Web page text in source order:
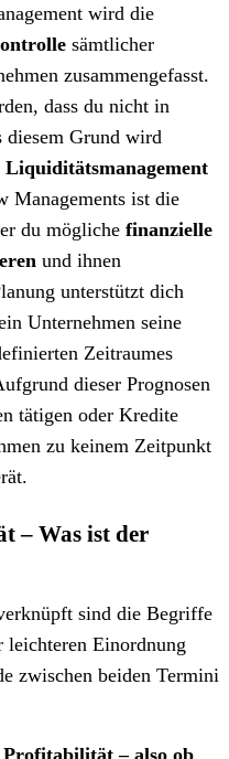
wird die
sämtlicher
zusammengefasst.
dass du nicht in
diesem Grund wird
Liquiditätsmanagement
Managements ist die
du mögliche finanzielle
und ihnen
unterstützt dich
Unternehmen seine
Zeitraumes
dieser Prognosen
tätigen oder Kredite
zu keinem Zeitpunkt
– Was ist der
sind die Begriffe
Einordnung
zwischen beiden Termini
Profitabilität – also ob